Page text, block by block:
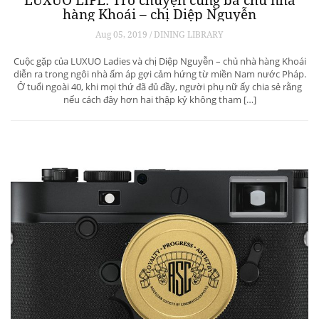
hàng Khoái – chị Diệp Nguyễn
Aug 05, 2019 / DINING LIBRARY
Cuộc gặp của LUXUO Ladies và chị Diệp Nguyễn – chủ nhà hàng Khoái
diễn ra trong ngôi nhà ấm áp gợi cảm hứng từ miền Nam nước Pháp.
Ở tuổi ngoài 40, khi mọi thứ đã đủ đầy, người phụ nữ ấy chia sẻ rằng
nếu cách đây hơn hai thập kỷ không tham […]